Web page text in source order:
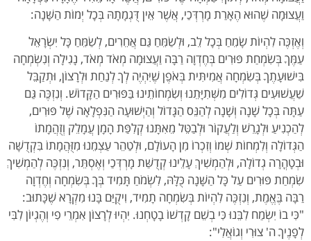
וַעֲצוּמָה שֶׁהוּא הֶאָרַת מָרְדְּכַי, אֲשֶׁר אֵין דֻּגְמָתָהּ בְּכָל יְמוֹת הַשָּׁנָה:
וְאֶזְכֶּה לִהְיוֹת שָׂמֵחַ בְּכָל לֵב, וּלְשַׂמֵּחַ גַּם אֲחֵרִים, לְשַׂמֵּחַ כָּל יִשְׂרָאֵל
עַמֶּךָ בְּשִׂמְחַת פּוּרִים בְּחֶדְוָה רַבָּה וַעֲצוּמָה מְאֹד מְאֹד, נָגִילָה וְנִשְׂמְחָה
בִּישׁוּעָתֶךָ בְּשִׂמְחָה אֲמִיתִּית בְּאֹפֶן שֶׁיִּהְיֶה לְךָ לְנַחַת וּלְרָצוֹן, וּתְקַבֵּל
שַׁעֲשׁוּעִים גְּדוֹלִים מִשְּׁתִיָּתֵנוּ וְשִׂמְחוֹתֵינוּ בַּפּוּרִים הַקָּדוֹשׁ. וְנִזְכֶּה גַּם
עַתָּה בְּכָל שָׁנָה וְשָׁנָה לְהַנֵּס הַגָּדוֹל וְהַיְשׁוּעָה הַנִּפְלָאָה שֶׁל פּוּרִים,
לְהַכְנִיעַ וּלְגָרֵשׁ וְלַעֲקוֹר וּלְבַטֵּל מֵאִתָּנוּ קְלִפַּת הָמָן עֲמָלֵק וְזֻהֲמָתוֹ
הַגְּדוֹלָה וְלִמְחוֹת שְׁמוֹ וְזִכְרוֹ מִן הָעוֹלָם, וּלְטַהֵר עַצְמֵנוּ מִזֻּהֲמָתוֹ בִּקְדֻשָּׁה
וּבְטָהֳרָה גְדוֹלָה, וּלְהַמְשִׁיךְ עָלֵינוּ קְדֻשַּׁת מָרְדְּכַי וְאֶסְתֵּר, וְנִזְכֶּה לְהַמְשִׁיךְ
שִׂמְחַת פּוּרִים עַל כָּל הַשָּׁנָה כֻּלָּהּ, לִשְׂמֹחַ תָּמִיד בְּךָ בְּשִׂמְחָה וְחֶדְוָה
רַבָּה בֶּאֱמֶת, וְנִזְכֶּה לִהְיוֹת בְּשִׂמְחָה תָמִיד, וִיקֻיַּם בָּנוּ מִקְרָא שֶׁכָּתוּב:
"כִּי בוֹ יִשְׂמַח לִבֵּנוּ כִּי בְשֵׁם קָדְשׁוֹ בָטָחְנוּ. יִהְיוּ לְרָצוֹן אִמְרֵי פִי וְהֶגְיוֹן לִבִּי
לְפָנֶיךָ ה' צוּרִי וְגוֹאֲלִי":